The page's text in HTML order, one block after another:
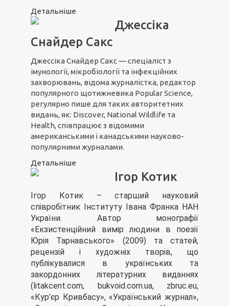
Детальніше
Джессіка
Снайдер Сакс
Джессіка Снайдер Сакс — спеціаліст з
імунології, мікробіології та інфекційних
захворювань, відома журналістка, редактор
популярного щотижневика Popular Science,
регулярно пише для таких авторитетних
видань, як: Discover, National Wildlife та
Health, співпрацює з відомими
американськими і канадськими науково-
популярними журналами.
Детальніше
Ігор Котик
Ігор Котик – старший науковий
співробітник Інституту Івана Франка НАН
України. Автор монографії
«Екзистенційний вимір людини в поезії
Юрія Тарнавського» (2009) та статей,
рецензій і художніх творів, що
публікувалися в українських та
закордонних літературних виданнях
(litakcent.com, bukvoid.com.ua, zbruc.eu,
«Кур’єр Кривбасу», «Український журнал»,